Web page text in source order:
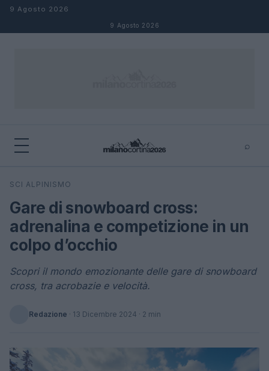
Salta al contenuto
9 Agosto 2026
9 Agosto 2026
⌕
Cerca
SCI ALPINISMO
Gare di snowboard cross:
adrenalina e competizione in un
colpo d’occhio
Scopri il mondo emozionante delle gare di snowboard
cross, tra acrobazie e velocità.
Redazione · 13 Dicembre 2024 · 2 min